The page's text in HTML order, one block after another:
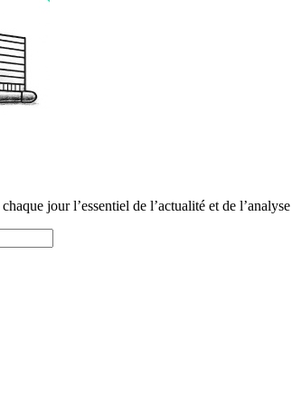
jour l’essentiel de l’actualité et de